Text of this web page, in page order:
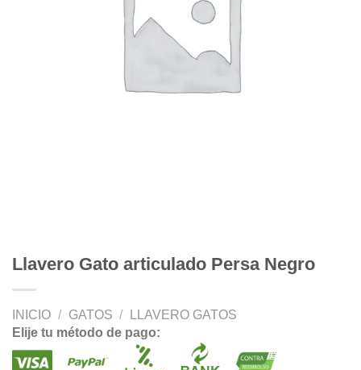
Llavero Gato articulado Persa Negro
INICIO / GATOS /
LLAVERO GATOS
Elije tu método de pago: